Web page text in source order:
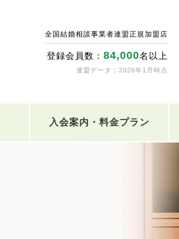
全国結婚相談事業者連盟正規加盟店
登録会員数： 84,000名以上
連盟データ：2026年1月時点
入会案内・料金プラン